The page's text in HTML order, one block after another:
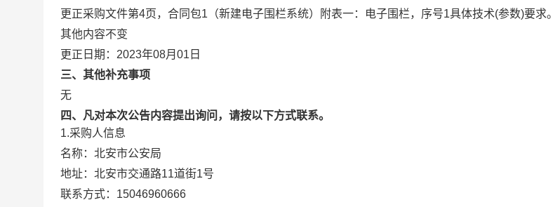
更正采购文件第4页，合同包1（新建电子围栏系统）附表一：电子围栏，序号1具体技术(参数)要求。
其他内容不变
更正日期： 2023年08月01日
三、其他补充事项
无
四、凡对本次公告内容提出询问，请按以下方式联系。
1.采购人信息
名称： 北安市公安局
地址： 北安市交通路11道街1号
联系方式： 15046960666